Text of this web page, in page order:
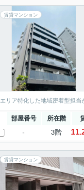
賃貸マンション
エリア特化した地域密着型担
部屋番号 所在階
- 3階
賃貸マンション